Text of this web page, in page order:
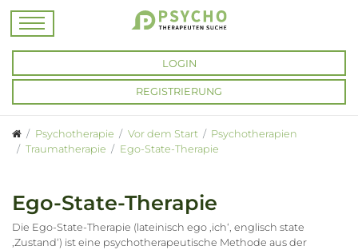
LOGIN
REGISTRIERUNG
Psychotherapie Vor dem Start
Psychotherapien
Traumatherapie
Ego-State-Therapie
Ego-State-Therapie
Die Ego-State-Therapie (lateinisch ego ‚ich‘, englisch state
‚Zustand‘) ist eine psychotherapeutische Methode aus der